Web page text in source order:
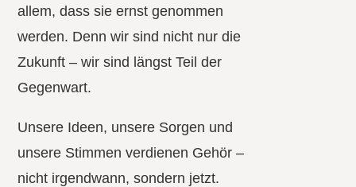
allem, dass sie ernst genommen
werden. Denn wir sind nicht nur die
Zukunft – wir sind längst Teil der
Gegenwart.
Unsere Ideen, unsere Sorgen und
unsere Stimmen verdienen Gehör –
nicht irgendwann, sondern jetzt.